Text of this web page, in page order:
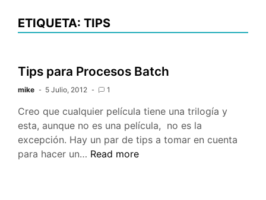
ETIQUETA: TIPS
Tips para Procesos Batch
mike 5 Julio, 2012 1
Creo que cualquier película tiene una trilogía y
esta, aunque no es una película, no es la
excepción. Hay un par de tips a tomar en cuenta
para hacer un… Tips
Read more